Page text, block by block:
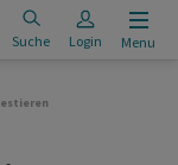
Suche Login Menu